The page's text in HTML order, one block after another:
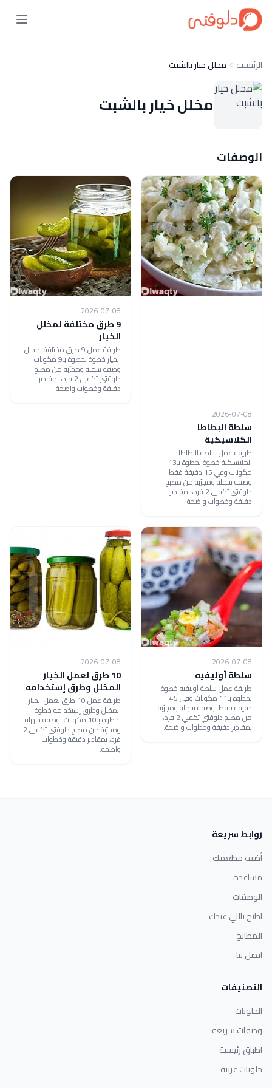
الرئيسية مخلل خيار بالشبت
مخلل خيار بالشبت
الوصفات
2026-07-08
سلطة البطاطا
الكلاسيكية
طريقة عمل سلطة البطاطا
الكلاسيكية خطوة بخطوة بـ13
مكونات وفي 15 دقيقة فقط.
وصفة سهلة ومجرّبة من مطبخ
دلوقتي تكفي 2 فرد، بمقادير
دقيقة وخطوات واضحة.
2026-07-08
9 طرق مختلفة لمخلل
الخيار
طريقة عمل 9 طرق مختلفة لمخلل
الخيار خطوة بخطوة بـ9 مكونات.
وصفة سهلة ومجرّبة من مطبخ
دلوقتي تكفي 2 فرد، بمقادير
دقيقة وخطوات واضحة.
2026-07-08
سلطة أوليفيه
طريقة عمل سلطة أوليفيه خطوة
بخطوة بـ11 مكونات وفي 45
دقيقة فقط. وصفة سهلة ومجرّبة
من مطبخ دلوقتي تكفي 2 فرد،
بمقادير دقيقة وخطوات واضحة.
2026-07-08
10 طرق لعمل الخيار
المخلل وطرق إستخدامه
طريقة عمل 10 طرق لعمل الخيار
المخلل وطرق إستخدامه خطوة
بخطوة بـ10 مكونات. وصفة سهلة
ومجرّبة من مطبخ دلوقتي تكفي 2
فرد، بمقادير دقيقة وخطوات
واضحة.
روابط سريعة
أضف مطعمك
مساعدة
الوصفات
اطبخ باللي عندك
المطابخ
اتصل بنا
التصنيفات
الحلويات
وصفات سريعة
اطباق رئيسية
حلويات غربية